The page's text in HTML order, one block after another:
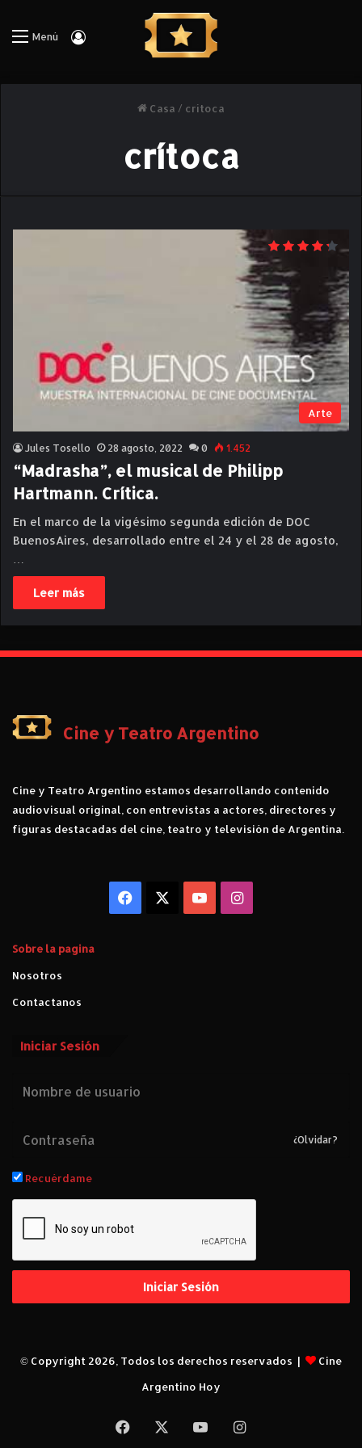
Menú Iniciar Sesión
Casa / crítoca
crítoca
Arte
Jules Tosello 28 agosto, 2022 0 1.452
“Madrasha”, el musical de Philipp
Hartmann. Crítica.
En el marco de la vigésimo segunda edición de DOC
BuenosAires, desarrollado entre el 24 y el 28 de agosto,
Leer más
Cine y Teatro Argentino
Cine y Teatro Argentino estamos desarrollando contenido
audiovisual original, con entrevistas a actores, directores y
figuras destacadas del cine, teatro y televisión de Argentina.
Facebook YouTubeInstagram
Sobre la pagina
Nosotros
Contactanos
Iniciar Sesión
¿Olvidar?
Recuérdame
Iniciar Sesión
© Copyright 2026, Todos los derechos reservados |
Cine
Argentino Hoy
Facebook YouTubeInstagram